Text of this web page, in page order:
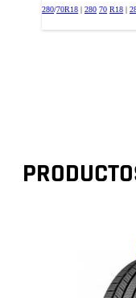
280/70R18 | 280 70 R18 |